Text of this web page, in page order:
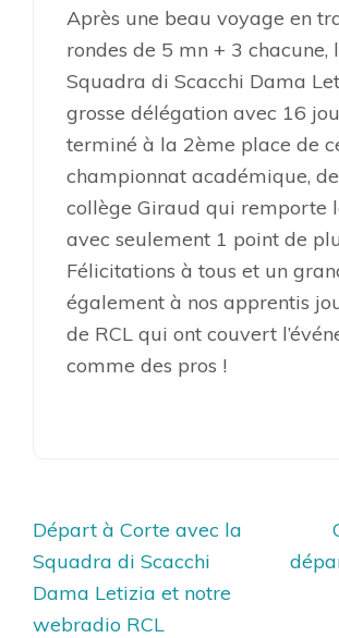
Après une beau voyage en
rondes de 5 mn + 3 chacune,
Squadra di Scacchi Dama
grosse délégation avec 16
terminé à la 2ème place de
championnat académique,
collège Giraud qui remporte
avec seulement 1 point de
Félicitations à tous et un
également à nos apprentis
de RCL qui ont couvert
comme des pros !
Navigation
de
l’article
Départ à Corte avec la
Squadra di Scacchi
Dama Letizia et notre
webradio RCL